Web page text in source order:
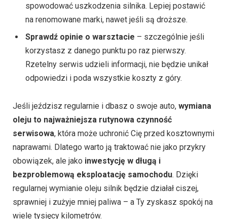
spowodować uszkodzenia silnika. Lepiej postawić
na renomowane marki, nawet jeśli są droższe.
Sprawdź opinie o warsztacie – szczególnie jeśli
korzystasz z danego punktu po raz pierwszy.
Rzetelny serwis udzieli informacji, nie będzie unikał
odpowiedzi i poda wszystkie koszty z góry.
Jeśli jeździsz regularnie i dbasz o swoje auto, wymiana
oleju to najważniejsza rutynowa czynność
serwisowa, która może uchronić Cię przed kosztownymi
naprawami. Dlatego warto ją traktować nie jako przykry
obowiązek, ale jako inwestycję w długą i
bezproblemową eksploatację samochodu. Dzięki
regularnej wymianie oleju silnik będzie działał ciszej,
sprawniej i zużyje mniej paliwa – a Ty zyskasz spokój na
wiele tysięcy kilometrów.